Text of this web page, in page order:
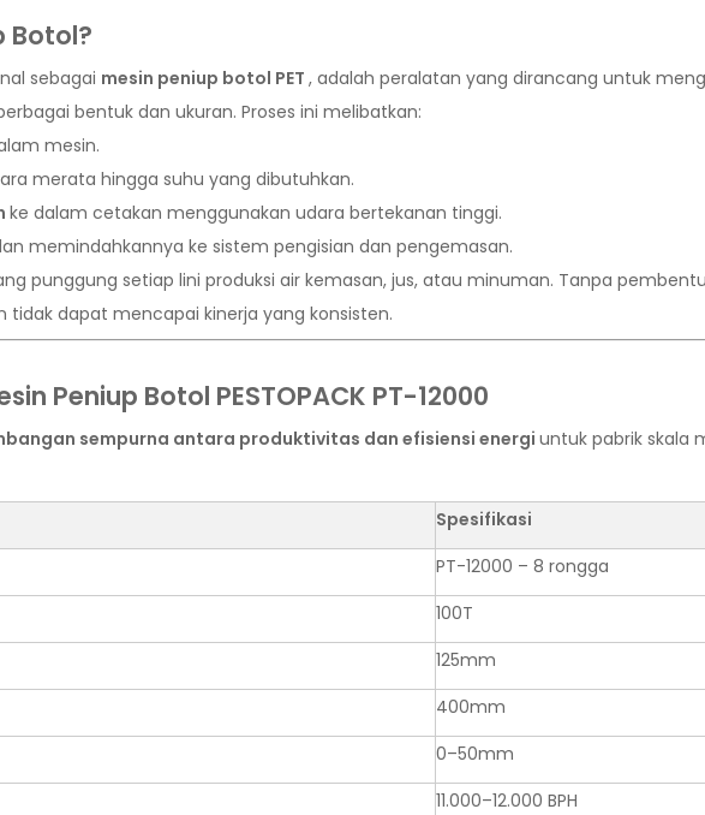
Botol?
sebagai mesin peniup botol PET , adalah peralatan yang dirancang untuk
bentuk dan ukuran. Proses ini melibatkan:
mesin.
merata hingga suhu yang dibutuhkan.
ke dalam cetakan menggunakan udara bertekanan tinggi.
memindahkannya ke sistem pengisian dan pengemasan.
punggung setiap lini produksi air kemasan, jus, atau minuman. Tanpa
tidak dapat mencapai kinerja yang konsisten.
Peniup Botol PESTOPACK PT-12000
sempurna antara produktivitas dan efisiensi energi untuk pabrik skala
Spesifikasi
PT-12000 – 8 rongga
100T
125mm
400mm
0–50mm
11.000–12.000 BPH